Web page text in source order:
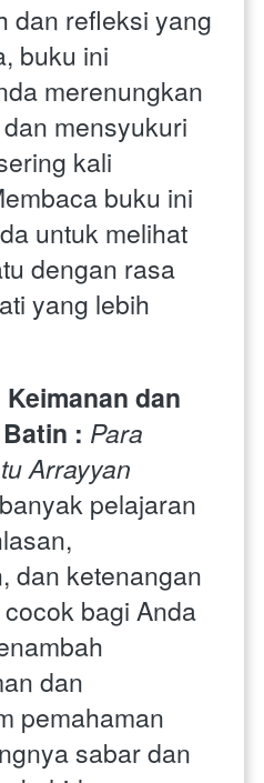
dan refleksi yang
buku ini
merenungkan
mensyukuri
kali
buku ini
untuk melihat
dengan rasa
yang lebih
dan
: Para
Arrayyan
pelajaran
dan ketenangan
bagi Anda
dan
pemahaman
sabar dan